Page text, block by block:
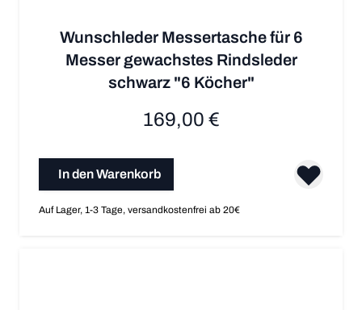
Wunschleder Messertasche für 6
Messer gewachstes Rindsleder
schwarz "6 Köcher"
169,00 €
In den Warenkorb
Auf Lager, 1-3 Tage, versandkostenfrei ab 20€